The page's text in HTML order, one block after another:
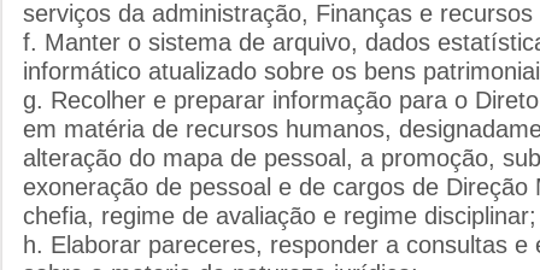
serviços da administração, Finanças e
f. Manter o sistema de arquivo, dados
informático atualizado sobre os bens
g. Recolher e preparar informação para o
em matéria de recursos humanos,
alteração do mapa de pessoal, a promoção,
exoneração de pessoal e de cargos de Direção
chefia, regime de avaliação e regime disciplinar;
h. Elaborar pareceres, responder a consultas e